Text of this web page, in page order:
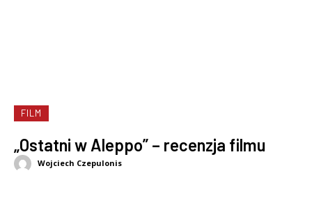
FILM
„Ostatni w Aleppo” – recenzja filmu
Wojciech Czepulonis